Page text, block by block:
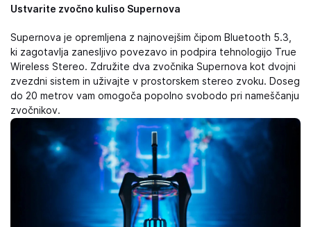
Ustvarite zvočno kuliso Supernova
Supernova je opremljena z najnovejšim čipom Bluetooth 5.3,
ki zagotavlja zanesljivo povezavo in podpira tehnologijo True
Wireless Stereo. Združite dva zvočnika Supernova kot dvojni
zvezdni sistem in uživajte v prostorskem stereo zvoku. Doseg
do 20 metrov vam omogoča popolno svobodo pri nameščanju
zvočnikov.